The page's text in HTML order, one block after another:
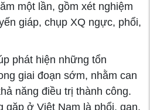
một lần, gồm xét nghiệm
giáp, chụp XQ ngực, phổi,
phát hiện những tổn
giai đoạn sớm, nhằm can
năng điều trị thành công.
gặp ở Việt Nam là phổi, gan,